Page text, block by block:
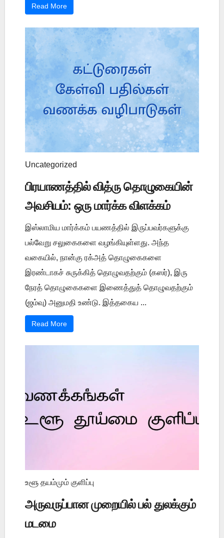
Read More
Uncategorized
பிரயாணத்தில் வித்ரு தொழுகையின்
அவசியம்: ஒரு மார்க்க விளக்கம்
இஸ்லாமிய மார்க்கம் பயணத்தில் இருப்பவர்களுக்கு
பல்வேறு சலுகைகளை வழங்கியுள்ளது. அந்த
வகையில், நான்கு ரக்அத் தொழுகைகளை
இரண்டாகச் சுருக்கித் தொழுவதற்கும் (கஸர்), இரு
நேரத் தொழுகைகளை இணைத்துத் தொழுவதற்கும்
(ஜம்வு) அனுமதி உண்டு. இத்தகைய ...
Read More
உளூ தயம்மும் குளிப்பு
அருவருப்பான முறையில் பல் துலக்கும்
மடமை